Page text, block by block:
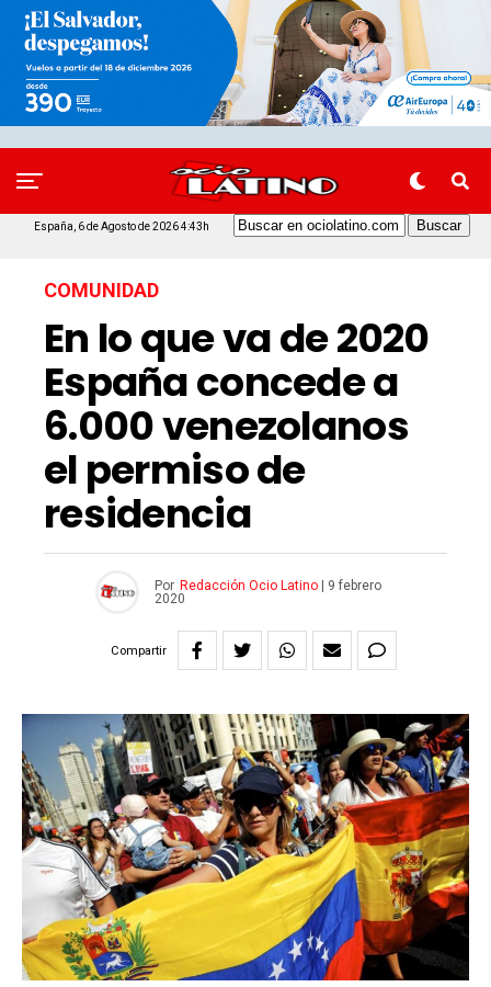
España, 6 de Agosto de 2026 4:43h
COMUNIDAD
En lo que va de 2020
España concede a
6.000 venezolanos
el permiso de
residencia
Por Redacción Ocio Latino
9 febrero
2020
Compartir